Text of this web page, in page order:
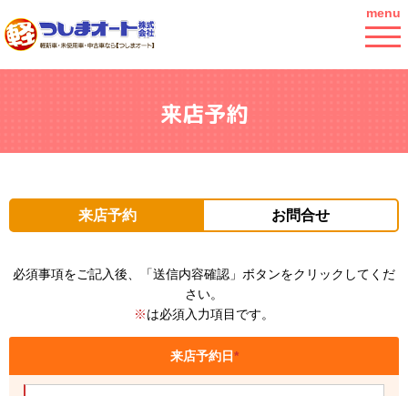
menu
来店予約
来店予約 お問合せ
必須事項をご記入後、「送信内容確認」ボタンをクリックしてくだ
さい。
※は必須入力項目です。
来店予約日*